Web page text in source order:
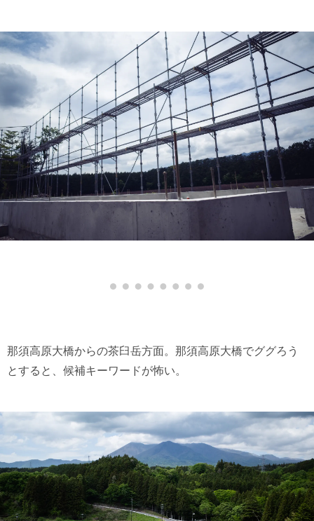
那須高原大橋からの茶臼岳方面。那須高原大橋でググろう
とすると、候補キーワードが怖い。